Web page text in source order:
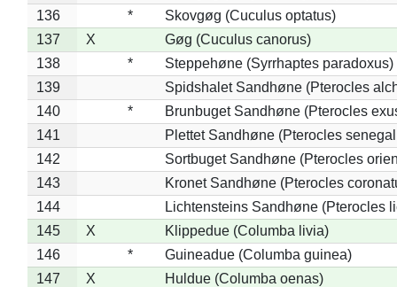
136
*
Skovgøg (Cuculus optatus)
137
X
Gøg (Cuculus canorus)
138
*
Steppehøne (Syrrhaptes paradoxus)
139
Spidshalet Sandhøne (Pterocles
140
*
Brunbuget Sandhøne (Pterocles
141
Plettet Sandhøne (Pterocles
142
Sortbuget Sandhøne (Pterocles
143
Kronet Sandhøne (Pterocles
144
Lichtensteins Sandhøne (Pterocles
145
X
Klippedue (Columba livia)
146
*
Guineadue (Columba guinea)
147
X
Huldue (Columba oenas)